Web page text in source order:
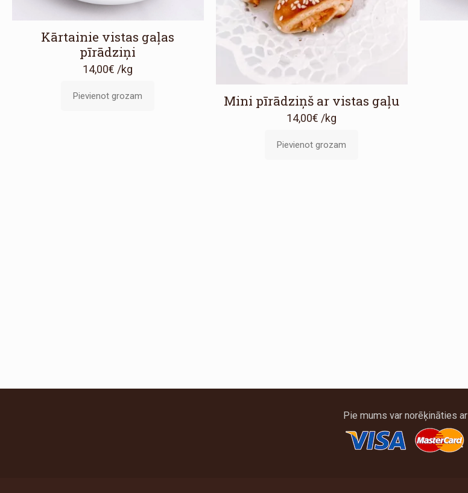
Kārtainie vistas gaļas
pīrādziņi
14,00€ /kg
Pievienot grozam Mini pīrādziņš ar vistas gaļu
14,00€ /kg
Pievienot grozam
Pie mums var norēķināties ar